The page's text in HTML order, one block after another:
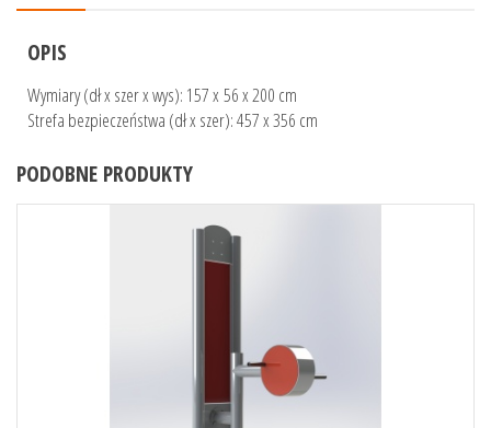
OPIS
Wymiary (dł x szer x wys): 157 x 56 x 200 cm
Strefa bezpieczeństwa (dł x szer): 457 x 356 cm
PODOBNE PRODUKTY